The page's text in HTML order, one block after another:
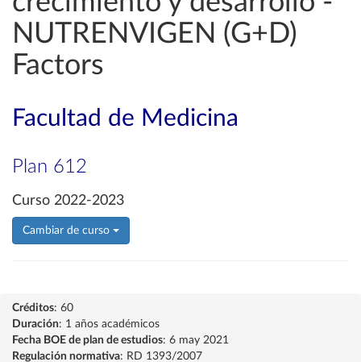
NUTRENVIGEN (G+D)
Factors
Facultad de Medicina
Plan 612
Curso 2022-2023
Cambiar de curso
Créditos: 60
Duración: 1 años académicos
Fecha BOE de plan de estudios: 6 may 2021
Regulación normativa: RD 1393/2007